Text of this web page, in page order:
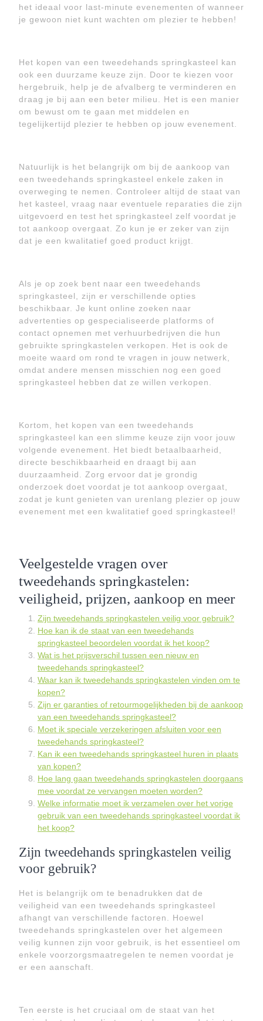
het ideaal voor last-minute evenementen of wanneer
je gewoon niet kunt wachten om plezier te hebben!
Het kopen van een tweedehands springkasteel kan
ook een duurzame keuze zijn. Door te kiezen voor
hergebruik, help je de afvalberg te verminderen en
draag je bij aan een beter milieu. Het is een manier
om bewust om te gaan met middelen en
tegelijkertijd plezier te hebben op jouw evenement.
Natuurlijk is het belangrijk om bij de aankoop van
een tweedehands springkasteel enkele zaken in
overweging te nemen. Controleer altijd de staat van
het kasteel, vraag naar eventuele reparaties die zijn
uitgevoerd en test het springkasteel zelf voordat je
tot aankoop overgaat. Zo kun je er zeker van zijn
dat je een kwalitatief goed product krijgt.
Als je op zoek bent naar een tweedehands
springkasteel, zijn er verschillende opties
beschikbaar. Je kunt online zoeken naar
advertenties op gespecialiseerde platforms of
contact opnemen met verhuurbedrijven die hun
gebruikte springkastelen verkopen. Het is ook de
moeite waard om rond te vragen in jouw netwerk,
omdat andere mensen misschien nog een goed
springkasteel hebben dat ze willen verkopen.
Kortom, het kopen van een tweedehands
springkasteel kan een slimme keuze zijn voor jouw
volgende evenement. Het biedt betaalbaarheid,
directe beschikbaarheid en draagt bij aan
duurzaamheid. Zorg ervoor dat je grondig
onderzoek doet voordat je tot aankoop overgaat,
zodat je kunt genieten van urenlang plezier op jouw
evenement met een kwalitatief goed springkasteel!
Veelgestelde vragen over
tweedehands springkastelen:
veiligheid, prijzen, aankoop en meer
Zijn tweedehands springkastelen veilig voor gebruik?
Hoe kan ik de staat van een tweedehands
springkasteel beoordelen voordat ik het koop?
Wat is het prijsverschil tussen een nieuw en
tweedehands springkasteel?
Waar kan ik tweedehands springkastelen vinden om te
kopen?
Zijn er garanties of retourmogelijkheden bij de aankoop
van een tweedehands springkasteel?
Moet ik speciale verzekeringen afsluiten voor een
tweedehands springkasteel?
Kan ik een tweedehands springkasteel huren in plaats
van kopen?
Hoe lang gaan tweedehands springkastelen doorgaans
mee voordat ze vervangen moeten worden?
Welke informatie moet ik verzamelen over het vorige
gebruik van een tweedehands springkasteel voordat ik
het koop?
Zijn tweedehands springkastelen veilig
voor gebruik?
Het is belangrijk om te benadrukken dat de
veiligheid van een tweedehands springkasteel
afhangt van verschillende factoren. Hoewel
tweedehands springkastelen over het algemeen
veilig kunnen zijn voor gebruik, is het essentieel om
enkele voorzorgsmaatregelen te nemen voordat je
er een aanschaft.
Ten eerste is het cruciaal om de staat van het